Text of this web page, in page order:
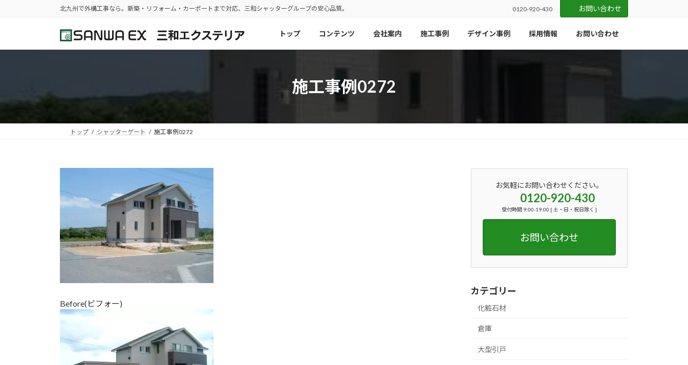
ッ
移
北九州で外構工事なら。新築・リフォーム・カーポートまで対応、三和シャッターグループの安心品質。 0120-920-430 お問い合わせ
トップ コンテンツ 会社案内 施工事例 デザイン事例 採用情報 お問い合わせ
施工事例0272
トップ シャッターゲート 施工事例0272
Before(ビフォー)
お気軽にお問い合わせください。
0120-920-430
受付時間 9:00-19:00 [ 土・日・祝日除く ]
お問い合わせ
カテゴリー
化粧石材
倉庫
大型引戸